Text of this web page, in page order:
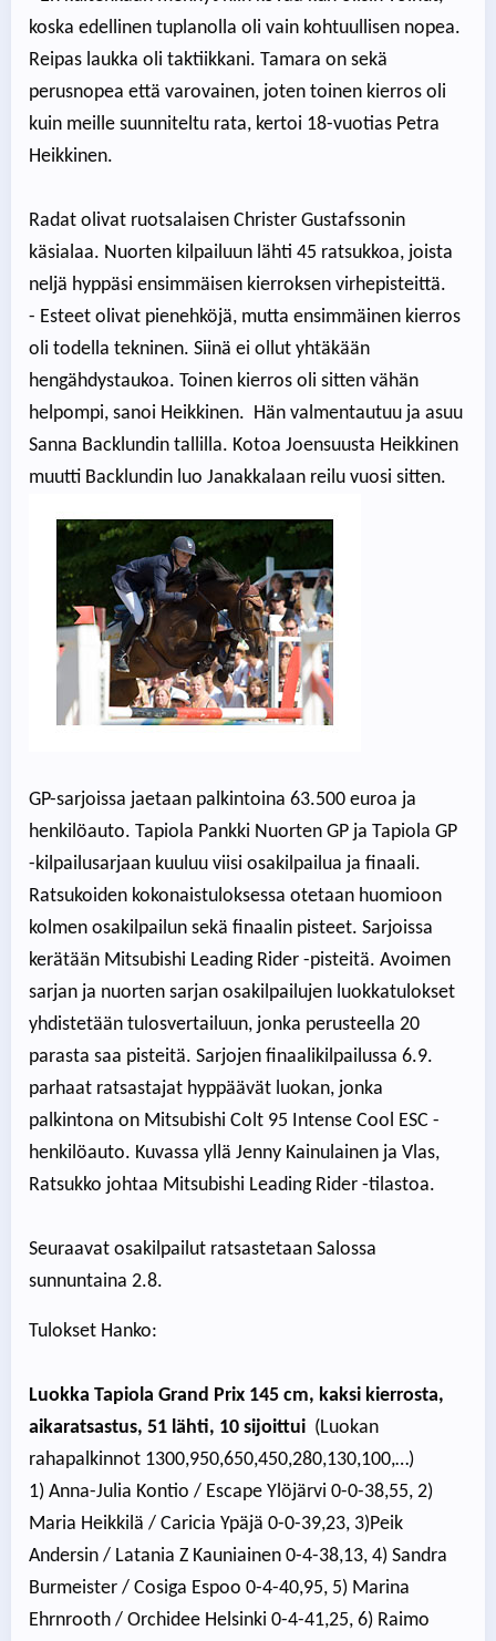
koska edellinen tuplanolla oli vain kohtuullisen nopea.
Reipas laukka oli taktiikkani. Tamara on sekä
perusnopea että varovainen, joten toinen kierros oli
kuin meille suunniteltu rata, kertoi 18-vuotias Petra
Heikkinen.
Radat olivat ruotsalaisen Christer Gustafssonin
käsialaa. Nuorten kilpailuun lähti 45 ratsukkoa, joista
neljä hyppäsi ensimmäisen kierroksen virhepisteittä.
- Esteet olivat pienehköjä, mutta ensimmäinen kierros
oli todella tekninen. Siinä ei ollut yhtäkään
hengähdystaukoa. Toinen kierros oli sitten vähän
helpompi, sanoi Heikkinen. Hän valmentautuu ja asuu
Sanna Backlundin tallilla. Kotoa Joensuusta Heikkinen
muutti Backlundin luo Janakkalaan reilu vuosi sitten.
GP-sarjoissa jaetaan palkintoina 63.500 euroa ja
henkilöauto. Tapiola Pankki Nuorten GP ja Tapiola GP
-kilpailusarjaan kuuluu viisi osakilpailua ja finaali.
Ratsukoiden kokonaistuloksessa otetaan huomioon
kolmen osakilpailun sekä finaalin pisteet. Sarjoissa
kerätään Mitsubishi Leading Rider -pisteitä. Avoimen
sarjan ja nuorten sarjan osakilpailujen luokkatulokset
yhdistetään tulosvertailuun, jonka perusteella 20
parasta saa pisteitä. Sarjojen finaalikilpailussa 6.9.
parhaat ratsastajat hyppäävät luokan, jonka
palkintona on Mitsubishi Colt 95 Intense Cool ESC -
henkilöauto. Kuvassa yllä Jenny Kainulainen ja Vlas,
Ratsukko johtaa Mitsubishi Leading Rider -tilastoa.
Seuraavat osakilpailut ratsastetaan Salossa
sunnuntaina 2.8.
Tulokset Hanko:
Luokka Tapiola Grand Prix 145 cm, kaksi kierrosta,
aikaratsastus, 51 lähti, 10 sijoittui (Luokan
rahapalkinnot 1300,950,650,450,280,130,100,…)
1) Anna-Julia Kontio / Escape Ylöjärvi 0-0-38,55, 2)
Maria Heikkilä / Caricia Ypäjä 0-0-39,23, 3)Peik
Andersin / Latania Z Kauniainen 0-4-38,13, 4) Sandra
Burmeister / Cosiga Espoo 0-4-40,95, 5) Marina
Ehrnrooth / Orchidee Helsinki 0-4-41,25, 6) Raimo